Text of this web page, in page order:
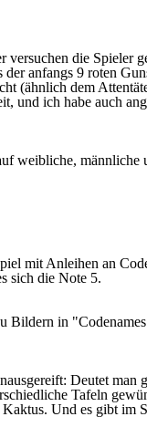
versuchen die Spieler
anfangs 9 roten
(ähnlich dem
und ich habe auch
weibliche, männliche
mit Anleihen an
sich die Note 5.
Bildern in
Deutet man
Tafeln
Und es gibt im